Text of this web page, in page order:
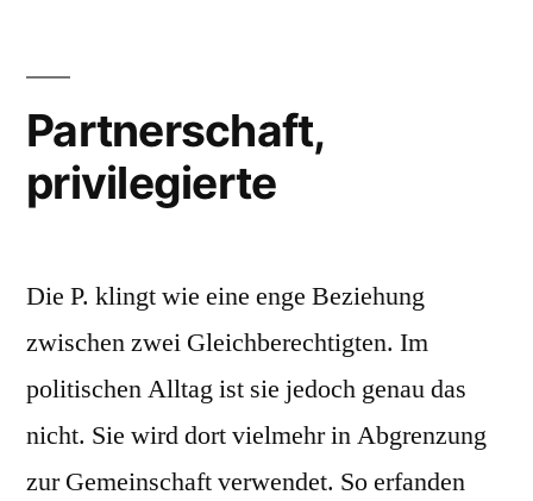
Partnerschaft,
privilegierte
Die P. klingt wie eine enge Beziehung
zwischen zwei Gleichberechtigten. Im
politischen Alltag ist sie jedoch genau das
nicht. Sie wird dort vielmehr in Abgrenzung
zur Gemeinschaft verwendet. So erfanden